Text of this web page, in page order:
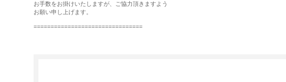
お手数をお掛けいたしますが、ご協力頂きますよう
お願い申し上げます。
================================